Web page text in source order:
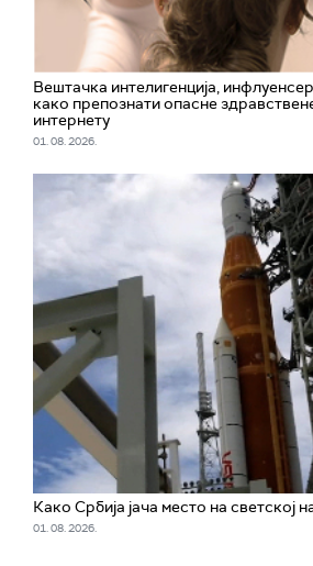
Вештачка интелигенција,
како препознати опасне
интернету
01. 08. 2026.
Како Србија јача место на светској
01. 08. 2026.